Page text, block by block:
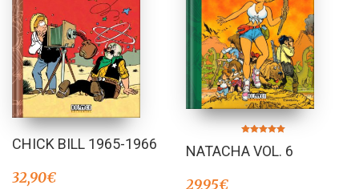
CHICK BILL 1965-1966
32,90€
5.00
de 5
NATACHA VOL. 6
29,95€